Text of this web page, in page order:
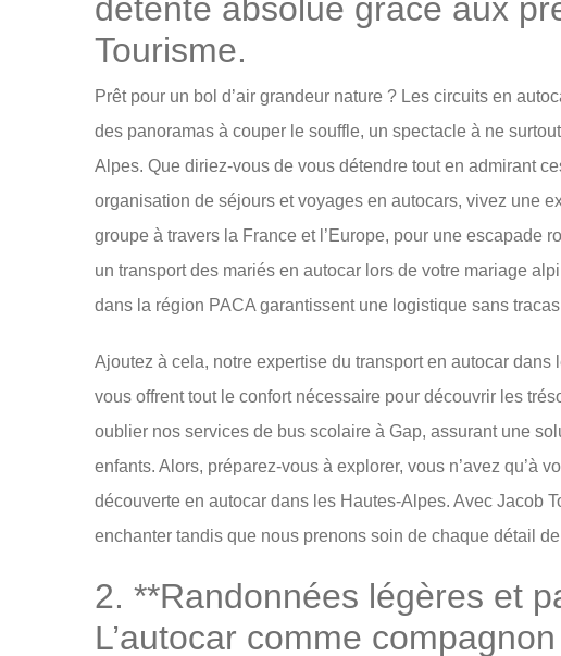
détente absolue grâce aux
Tourisme.
Prêt pour un bol d’air grandeur nature ? Les circuits en
des panoramas à couper le souffle, un spectacle à ne
Alpes. Que diriez-vous de vous détendre tout en admirant
organisation de séjours et voyages en autocars, vivez une
groupe à travers la France et l’Europe, pour une escapade
un transport des mariés en autocar lors de votre mariage
dans la région PACA garantissent une logistique sans
Ajoutez à cela, notre expertise du transport en autocar
vous offrent tout le confort nécessaire pour découvrir les
oublier nos services de bus scolaire à Gap, assurant une
enfants. Alors, préparez-vous à explorer, vous n’avez qu’à
découverte en autocar dans les Hautes-Alpes. Avec Jacob
enchanter tandis que nous prenons soin de chaque détail
2. **Randonnées légères et
L’autocar comme